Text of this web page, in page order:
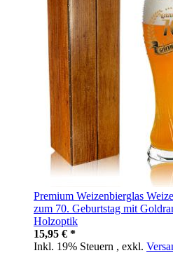
Premium Weizenbierglas
zum 70. Geburtstag mit
Holzoptik
15,95 € *
Inkl. 19% Steuern , exkl.